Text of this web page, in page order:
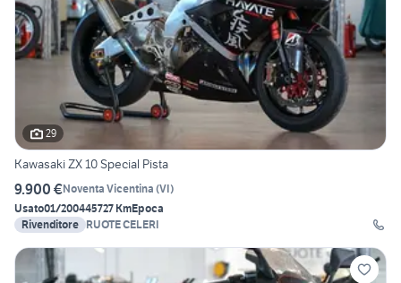
29
Kawasaki ZX 10 Special Pista
9.900 €Noventa Vicentina (VI)
Usato01/200445727 KmEpoca
Rivenditore RUOTE CELERI